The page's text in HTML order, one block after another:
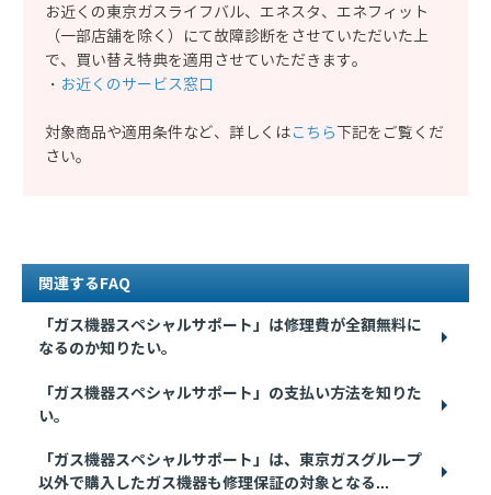
お近くの東京ガスライフバル、エネスタ、エネフィット
（一部店舗を除く）にて故障診断をさせていただいた上
で、買い替え特典を適用させていただきます。
・ お近くのサービス窓口
対象商品や適用条件など、詳しくはこちら下記をご覧くだ
さい。
関連するFAQ
「ガス機器スペシャルサポート」は修理費が全額無料に
なるのか知りたい。
「ガス機器スペシャルサポート」の支払い方法を知りた
い。
「ガス機器スペシャルサポート」は、東京ガスグループ
以外で購入したガス機器も修理保証の対象となる...